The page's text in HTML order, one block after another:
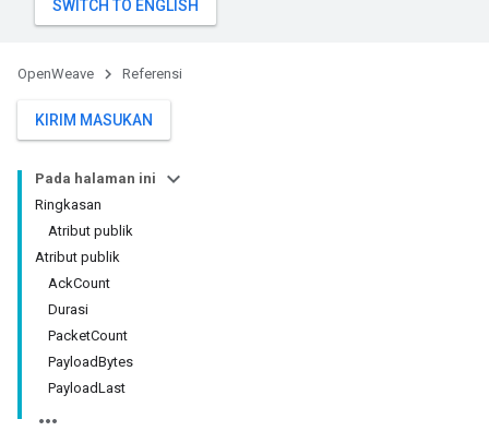
OpenWeave Referensi
KIRIM MASUKAN
Pada halaman ini
Ringkasan
Atribut publik
Atribut publik
AckCount
Durasi
PacketCount
PayloadBytes
PayloadLast